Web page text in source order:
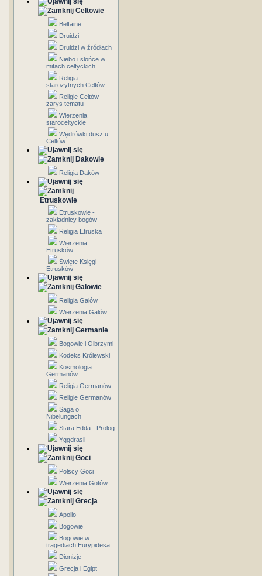
Celtowie
Beltaine
Druidzi
Druidzi w źródłach
Niebo i słońce w
mitach celtyckich
Religia
starożytnych Celtów
Religie Celtów -
zarys tematu
Wierzenia
staroceltyckie
Wędrówki dusz u
Celtów
Dakowie
Religia Daków
Etruskowie
Etruskowie -
zakładnicy bogów
Religia Etruska
Wierzenia
Etrusków
Święte Księgi
Etrusków
Galowie
Religia Galów
Wierzenia Galów
Germanie
Bogowie i Olbrzymi
Kodeks Królewski
Kosmologia
Germanów
Religia Germanów
Religie Germanów
Saga o
Nibelungach
Stara Edda - Prolog
Yggdrasil
Goci
Polscy Goci
Wierzenia Gotów
Grecja
Apollo
Bogowie
Bogowie w
tragediach Eurypidesa
Dionizje
Grecja i Egipt